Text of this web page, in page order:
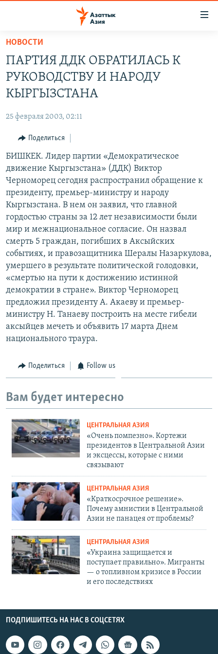
Вернуться
основному
содержанию
Вернутся
главной
навигации
Вернутся
поиску
КЫРГЫЗСТАН
ТАДЖИКИСТАН
ВОЙНА В УКРАИНЕ
ҚАЗАҚША
КЫРГЫЗЧА
ЎЗБЕКЧА
TÜRKMENÇE
Все сайты РСЕ/РС
НОВОСТИ
ПАРТИЯ ДДК ОБРАТИЛАСЬ К
РУКОВОДСТВУ И НАРОДУ
КЫРГЫЗСТАНА
25 февраля 2003, 02:11
Поделиться
БИШКЕК. Лидер партии «Демократическое
движение Кыргызстана» (ДДК) Виктор
Черноморец сегодня распространил обращение к
президенту, премьер-министру и народу
Кыргызстана. В нем он заявил, что главной
гордостью страны за 12 лет независимости были
мир и межнациональное согласие. Он назвал
смерть 5 граждан, погибших в Аксыйских
событиях, и правозащитника Шералы Назаркулова,
умершего в результате политической голодовки,
«смертью на пути к достижению истинной
демократии в стране». Виктор Черноморец
предложил президенту А. Акаеву и премьер-
министру Н. Танаеву построить на месте гибели
аксыйцев мечеть и объявить 17 марта Днем
национального траура.
Поделиться Follow us
Вам будет интересно
ЦЕНТРАЛЬНАЯ АЗИЯ
«Очень помпезно». Кортежи
президентов в Центральной Азии
и эксцессы, которые с ними
связывают
ЦЕНТРАЛЬНАЯ АЗИЯ
«Краткосрочное решение».
Почему амнистии в Центральной
Азии не панацея от проблемы?
ЦЕНТРАЛЬНАЯ АЗИЯ
«Украина защищается и
поступает правильно». Мигранты
— о топливном кризисе в России
и его последствиях
ПОДПИШИТЕСЬ НА НАС В СОЦСЕТЯХ